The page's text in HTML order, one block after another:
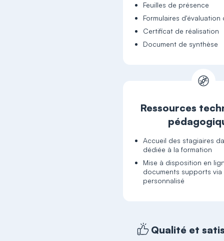
Feuilles de présence
Formulaires
Certificat de réalisation
Document de synthèse
Ressources
Accueil des stagiaires
dédiée à la formation
Mise à disposition en
documents supports via
personnalisé
Qualité et